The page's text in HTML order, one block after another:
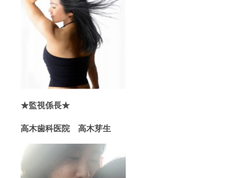
★監視係長★
高木歯科医院 高木芽生